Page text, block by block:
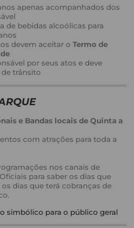
apenas acompanhados dos
de bebidas alcoólicas para
devem aceitar o Termo de
por seus atos e deve
de trânsito
e Bandas locais de Quinta a
com atrações para toda a
nos canais de
para saber os dias que
dias que terá cobranças de
simbólico para o público geral